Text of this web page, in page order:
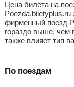
Цена билета на
Poezda.biletyplus.ru
фирменный поезд
гораздо выше, чем
также влияет тип
По поездам